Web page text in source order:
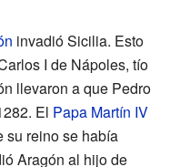
invadió Sicilia. Esto
I de Nápoles, tío
llevaron a que Pedro
El Papa Martín IV
su reino se había
Aragón al hijo de